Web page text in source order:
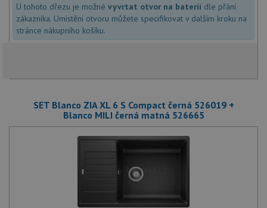
U tohoto dřezu je možné vyvrtat otvor na baterii dle přání
zákazníka. Umístění otvoru můžete specifikovat v dalším kroku na
stránce nákupního košíku.
SET Blanco ZIA XL 6 S Compact černá 526019 +
Blanco MILI černá matná 526665